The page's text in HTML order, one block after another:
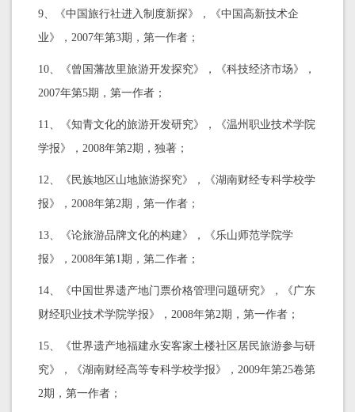
9、《中国旅行社进入制度新探》，《中国高新技术企
业》，2007年第3期，第一作者；
10、《曾国藩故里旅游开发探究》，《科技经济市场》，
2007年第5期，第一作者；
11、《知青文化的旅游开发研究》，《温州职业技术学院
学报》，2008年第2期，独著；
12、《民族地区山地旅游探究》，《湖南财经专科学校学
报》，2008年第2期，第一作者；
13、《论旅游品牌文化的构建》，《乐山师范学院学
报》，2008年第1期，第二作者；
14、《中国世界遗产地门票价格管理问题研究》，《广东
财经职业技术学院学报》，2008年第2期，第一作者；
15、《世界遗产地福建永安客家土楼社区居民旅游参与研
究》，《湖南财经高等专科学校学报》，2009年第25卷第
2期，第一作者；